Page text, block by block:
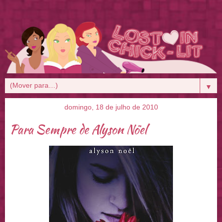
▼
domingo, 18 de julho de 2010
Para Sempre de Alyson Nöel